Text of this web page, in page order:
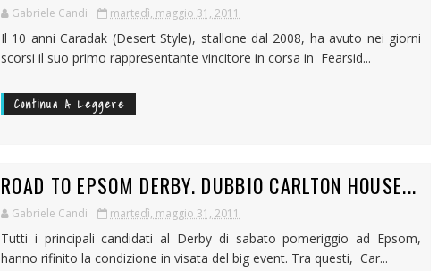
Gabriele Candi martedì, maggio 31, 2011
Il 10 anni Caradak (Desert Style), stallone dal 2008, ha avuto nei giorni
scorsi il suo primo rappresentante vincitore in corsa in Fearsid...
Continua A Leggere
ROAD TO EPSOM DERBY. DUBBIO CARLTON HOUSE...
Gabriele Candi martedì, maggio 31, 2011
Tutti i principali candidati al Derby di sabato pomeriggio ad Epsom,
hanno rifinito la condizione in visata del big event. Tra questi, Car...